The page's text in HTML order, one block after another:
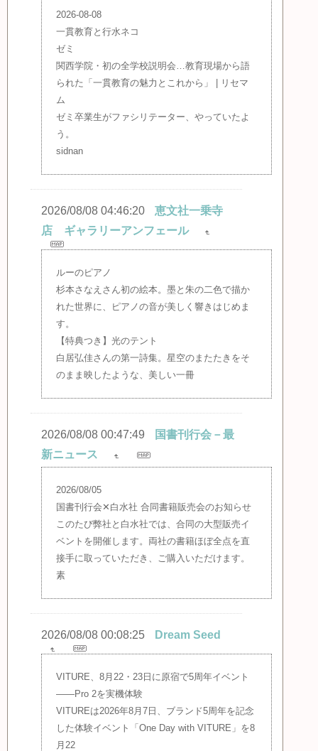
2026-08-08
一貫教育と行水ネコ
ゼミ
関西学院・初の全学校説明会…教育現場から語
られた「一貫教育の魅力とこれから」 | リセマ
ム
ゼミ卒業生がファシリテーター、やっていたよ
う。
sidnan
2026/08/08 04:46:20
恵文社一乗寺
店 ギャラリーアンフェール
ルーのピアノ
杉本さなえさん初の絵本。墨と朱の二色で描か
れた世界に、ピアノの音が美しく響きはじめま
す。
【特典つき】光のテント
白居弘佳さんの第一詩集。星空のまたたきをそ
のまま映したような、美しい一冊
2026/08/08 00:47:49
国書刊行会－最
新ニュース
2026/08/05
国書刊行会✕白水社 合同書籍販売会のお知らせ
このたび弊社と白水社では、合同の大型販売イ
ベントを開催します。両社の書籍ほぼ全点を直
接手に取っていただき、ご購入いただけます。
素
2026/08/08 00:08:25 Dream Seed
VITURE、8月22・23日に原宿で5周年イベント
——Pro 2を実機体験
VITUREは2026年8月7日、ブランド5周年を記念
した体験イベント「One Day with VITURE」を8
月22